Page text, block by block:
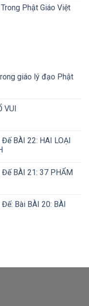
Phật Giáo Việt
giáo lý đạo Phật
VUI
BÀI 22: HAI LOẠI
BÀI 21: 37 PHẨM
Bài BÀI 20: BÀI